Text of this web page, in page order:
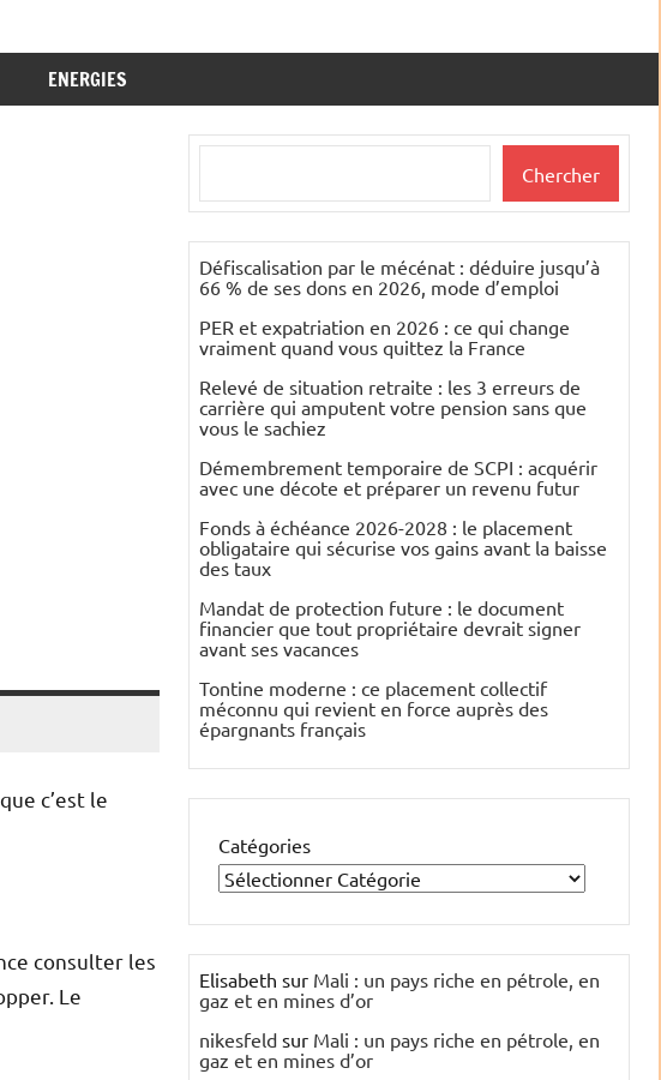
ENERGIES
c’est le
consulter les
Le
Chercher
Défiscalisation par le mécénat : déduire jusqu’à
66 % de ses dons en 2026, mode d’emploi
PER et expatriation en 2026 : ce qui change
vraiment quand vous quittez la France
Relevé de situation retraite : les 3 erreurs de
carrière qui amputent votre pension sans que
vous le sachiez
Démembrement temporaire de SCPI : acquérir
avec une décote et préparer un revenu futur
Fonds à échéance 2026-2028 : le placement
obligataire qui sécurise vos gains avant la baisse
des taux
Mandat de protection future : le document
financier que tout propriétaire devrait signer
avant ses vacances
Tontine moderne : ce placement collectif
méconnu qui revient en force auprès des
épargnants français
Catégories
Elisabeth sur Mali : un pays riche en pétrole, en
gaz et en mines d’or
nikesfeld sur Mali : un pays riche en pétrole, en
gaz et en mines d’or